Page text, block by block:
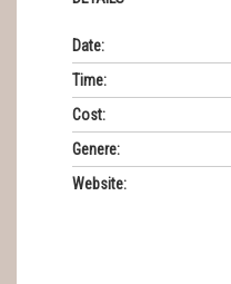
Date:
Time:
Cost:
Genere:
Website: